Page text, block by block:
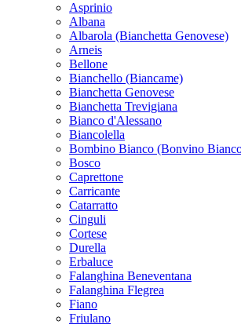
weiß
Asprinio
Albana
Albarola (Bianchetta Genovese)
Arneis
Bellone
Bianchello (Biancame)
Bianchetta Genovese
Bianchetta Trevigiana
Bianco d'Alessano
Biancolella
Bombino Bianco (Bonvino Bianco)
Bosco
Caprettone
Carricante
Catarratto
Cinguli
Cortese
Durella
Erbaluce
Falanghina Beneventana
Falanghina Flegrea
Fiano